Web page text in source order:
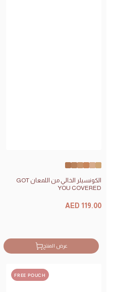
Concealer
W10
Concealer
N15
Concealer
W20
Concealer
N25
Concealer
N30
Concealer
N40
الكونسيلر الخالي من اللمعان GOT
YOU COVERED
السعر
AED 119.00
عرض المنتج
FREE POUCH